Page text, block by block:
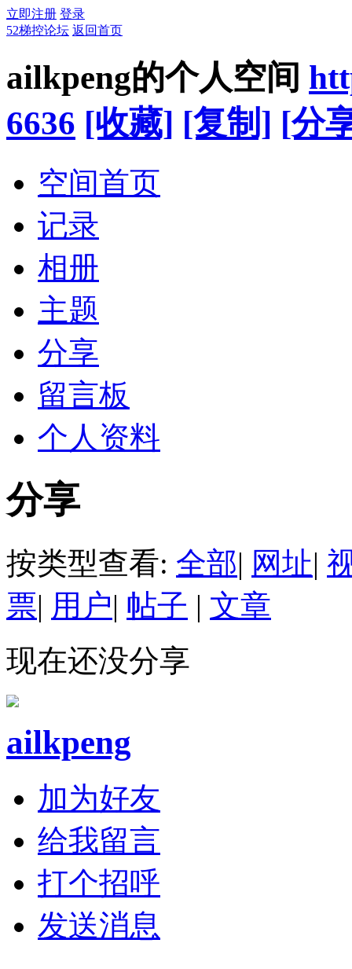
立即注册 登录
52梯控论坛 返回首页
ailkpeng的个人空间
6636 [收藏] [复制] [分
空间首页
记录
相册
主题
分享
留言板
个人资料
分享
按类型查看: 全部| 网址|
票| 用户| 帖子 | 文章
现在还没分享
ailkpeng
加为好友
给我留言
打个招呼
发送消息